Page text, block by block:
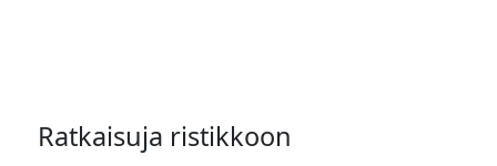
Ratkaisuja ristikkoon